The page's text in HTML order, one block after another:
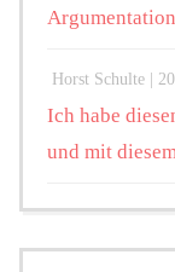
Horst Schulte |
Ich habe
und mit